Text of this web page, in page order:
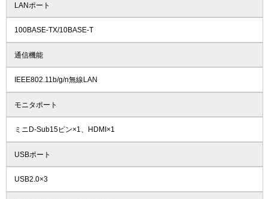
LANポート
100BASE-TX/10BASE-T
通信機能
IEEE802.11b/g/n無線LAN
モニタポート
ミニD-Sub15ピン×1、HDMI×1
USBポート
USB2.0×3